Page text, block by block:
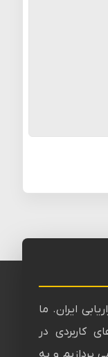
ایران. ما
کاربردی در
پردازیم و به